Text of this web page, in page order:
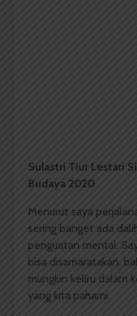
Sulastri Tiur Lestari
Budaya 2020
Menurut saya
sering banget ada
penguatan mental.
bisa disamaratakan,
mungkin keliru dalam
yang kita pahami.